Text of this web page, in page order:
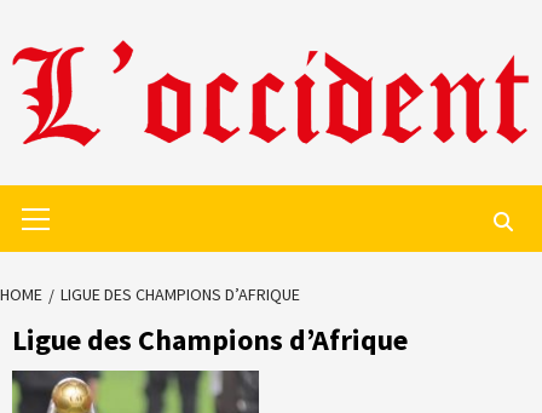
to
content
Menu
HOME LIGUE DES CHAMPIONS D’AFRIQUE
Ligue des Champions d’Afrique